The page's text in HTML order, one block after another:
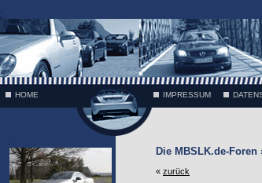
;
HOME IMPRESSUM
Die MBSLK.de-
« zurück